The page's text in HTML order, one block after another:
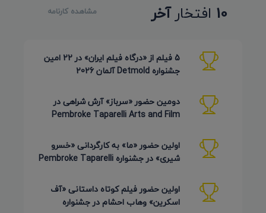
10 افتخارآخر مشاهده کارنامه
5 فیلم از «درگاه فیلم ایران» در 22 امین
جشنواره Detmold آلمان 2026
دومین حضور «سرباز» آرش شراهی در
Pembroke Taparelli Arts and Film
اولین حضور «ما» به کارگردانی «خسرو
شیری» در جشنواره Pembroke Taparelli
اولین حضور فیلم کوتاه داستانی «آف
اسکرین» وهاب احشام در جشنواره